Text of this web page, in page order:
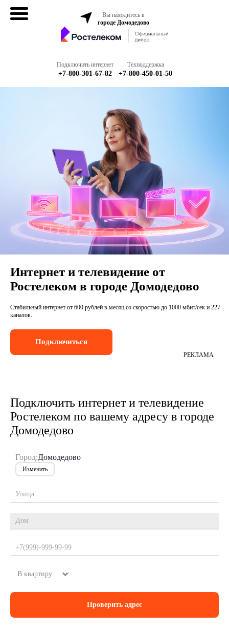
Вы находитесь в
городе Домодедово
Подключить интернет
+7-800-301-67-82
Техподдержка
+7-800-450-01-50
Интернет + ТВ
Подключить
Интернет и телевидение от
Ростелеком в городе Домодедово
Стабильный интернет от 600 рублей в месяц со скоростью до 1000 мбит/сек и 227
каналов.
Подключиться
РЕКЛАМА
Подключить интернет и телевидение
Ростелеком по вашему адресу в городе
Домодедово
Город:Домодедово
Изменить